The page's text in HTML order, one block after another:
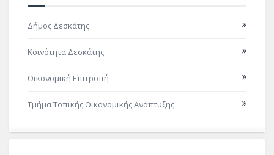
Δήμος Δεσκάτης
Κοινότητα Δεσκάτης
Οικονομική Επιτροπή
Τμήμα Τοπικής Οικονομικής Ανάπτυξης